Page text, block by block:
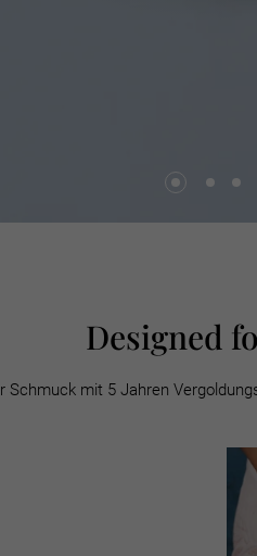
Designed
Schmuck mit 5 Jahren